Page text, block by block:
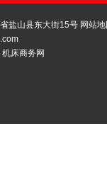
盐山县东大街15号 网站
机床商务网